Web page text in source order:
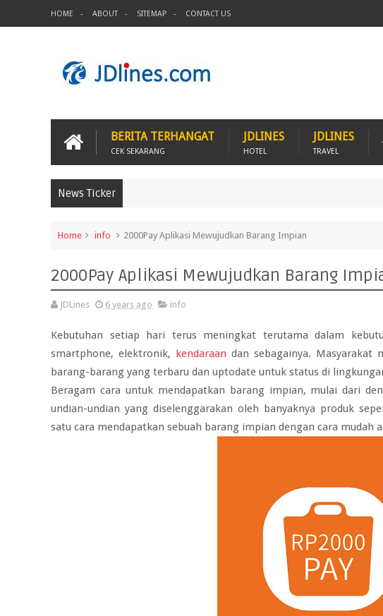
HOME ABOUT SITEMAP CONTACT US
BERITA TERHANGAT
CEK SEKARANG
JDLINES
HOTEL
JDLINES
TRAVEL
News Ticker
Home info 2000Pay Aplikasi Mewujudkan Barang Impian
2000Pay Aplikasi Mewujudkan Barang
JDLines 6 years ago info
Kebutuhan setiap hari terus meningkat terutama dalam
smartphone, elektronik, kendaraan dan sebagainya. Masyarakat
barang-barang yang terbaru dan uptodate untuk status di
Beragam cara untuk mendapatkan barang impian, mulai dari
undian-undian yang diselenggarakan oleh banyaknya produk
satu cara mendapatkan sebuah barang impian dengan cara mudah